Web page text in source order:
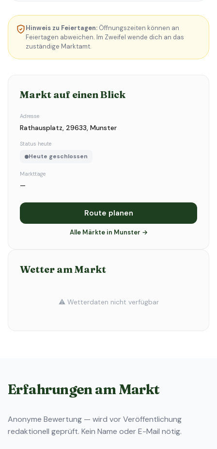
Hinweis zu Feiertagen: Öffnungszeiten können an
Feiertagen abweichen. Im Zweifel wende dich an das
zuständige Marktamt.
Markt auf einen Blick
Adresse
Rathausplatz, 29633, Munster
Status heute
Heute geschlossen
Markttage
—
Route planen
Alle Märkte in Munster →
Wetter am Markt
⚠️ Wetterdaten nicht verfügbar
Erfahrungen am Markt
Anonyme Bewertung — wird vor Veröffentlichung
redaktionell geprüft. Kein Name oder E-Mail nötig.